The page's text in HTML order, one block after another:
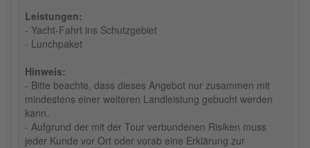
Leistungen:
- Yacht-Fahrt ins Schutzgebiet
- Lunchpaket
Hinweis:
- Bitte beachte, dass dieses Angebot nur zusammen mit
mindestens einer weiteren Landleistung gebucht werden
kann.
- Aufgrund der mit der Tour verbundenen Risiken muss
jeder Kunde vor Ort oder vorab eine Erklärung zur